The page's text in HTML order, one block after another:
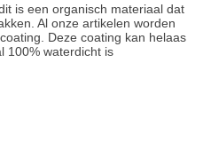
is een organisch materiaal dat
Al onze artikelen worden
Deze coating kan helaas
100% waterdicht is